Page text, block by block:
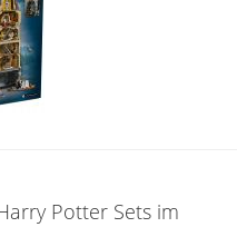
Potter Sets im